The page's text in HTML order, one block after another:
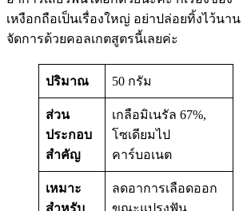
เหงือกถือเป็นเรื่องใหญ่ อย่าปล่อยทิ้งไว้นาน
จัดการด้วยคอลเกตสูตรนี้เลยค่ะ
ปริมาณ 50 กรัม
ส่วน
ประกอบ
สำคัญ
เกลือมิเนรัล 67%,
โซเดียมไป
คาร์บอเนต
เหมาะ
สำหรับ
ลดอาการเลือดออก
ขณะแปรงฟัน